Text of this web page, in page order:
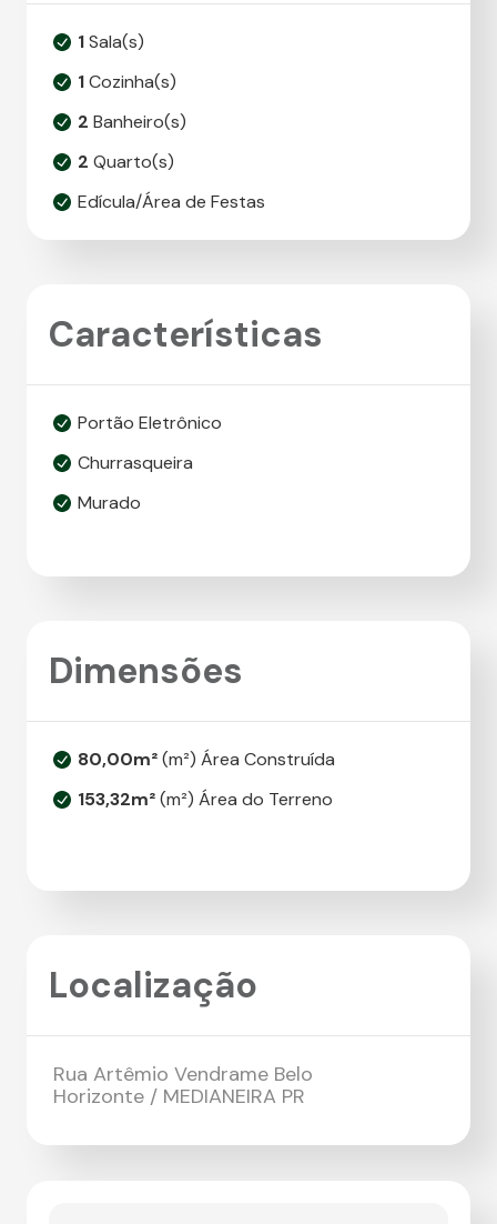
1Sala(s)
1Cozinha(s)
2 Banheiro(s)
2 Quarto(s)
Edícula/Área de Festas
Características
Portão Eletrônico
Churrasqueira
Murado
Dimensões
80,00m²(m²) Área Construída
153,32m²(m²) Área do Terreno
Localização
Rua Artêmio Vendrame Belo
Horizonte / MEDIANEIRA PR